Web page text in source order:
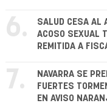
6.
SALUD CESA AL
ACOSO SEXUAL
REMITIDA A
7.
NAVARRA SE
FUERTES
EN AVISO